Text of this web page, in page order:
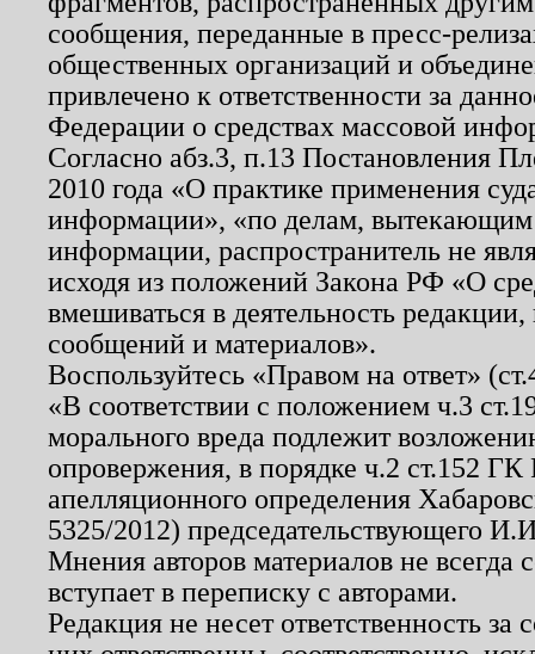
сообщения, переданные в пресс-
общественных организаций и
привлечено к ответственности за
Федерации о средствах массовой
Согласно абз.3, п.13 Постановления
2010 года «О практике применения
информации», «по делам, вытекающим
информации, распространитель не
исходя из положений Закона РФ «О
вмешиваться в деятельность
сообщений и материалов».
Воспользуйтесь «Правом на ответ»
«В соответствии с положением ч.3
морального вреда подлежит
опровержения, в порядке ч.2 ст.152
апелляционного определения
5325/2012) председательствующего
Мнения авторов материалов не
вступает в переписку с авторами.
Редакция не несет ответственность